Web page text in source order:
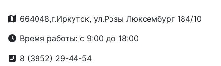
664048,г.Иркутск, ул.Розы Люксембург 184/10
Время работы: с 9:00 до 18:00
8 (3952) 29-44-54